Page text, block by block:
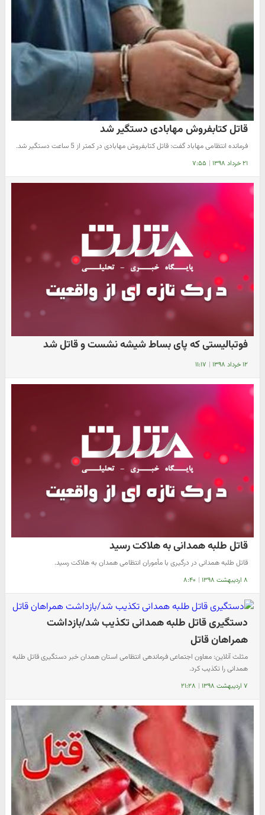
قاتل کتابفروش مهابادی دستگیر شد
‌فرمانده انتظامی مهاباد گفت: قاتل کتابفروش مهابادی در کمتر از 5 ساعت دستگیر شد.
۲۱ خرداد ۱۳۹۸ | ۷:۵۵
فوتبالیستی که پای بساط شیشه نشست و قاتل شد
۱۲ خرداد ۱۳۹۸ | ۱۱:۱۷
قاتل طلبه همدانی به هلاکت رسید
قاتل طلبه همدانی در درگیری با مأموران انتظامی همدان به هلاکت رسید.
۸ اردیبهشت ۱۳۹۸ | ۸:۴۰
دستگیری قاتل طلبه همدانی تکذیب شد/بازداشت
همراهان قاتل
مثلث آنلاین: معاون اجتماعی فرماندهی انتظامی استان همدان خبر دستگیری قاتل طلبه
همدانی را تکذیب کرد.
۷ اردیبهشت ۱۳۹۸ | ۲۱:۲۸